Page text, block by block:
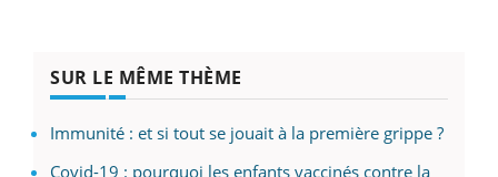
SUR LE MÊME THÈME
Immunité : et si tout se jouait à la première grippe ?
Covid-19 : pourquoi les enfants vaccinés contre la